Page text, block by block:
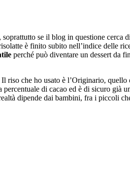
se il blog in questione cerca
è finito subito nell’indice delle
perché può diventare un dessert da
che ho usato è l’Originario,
di cacao ed è di sicuro
dipende dai bambini, fra i piccoli